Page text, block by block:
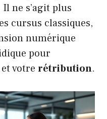
ne s’agit plus
cursus classiques,
numérique
pour
et votre rétribution.